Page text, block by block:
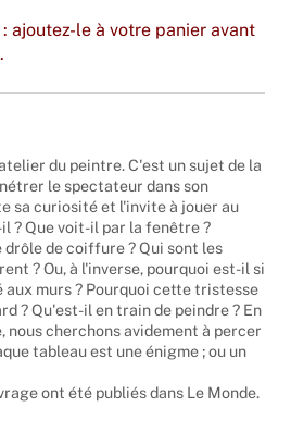
ajoutez-le à votre panier avant
du peintre. C'est un sujet de la
le spectateur dans son
sa curiosité et l'invite à jouer au
? Que voit-il par la fenêtre ?
de coiffure ? Qui sont les
? Ou, à l'inverse, pourquoi est-il si
aux murs ? Pourquoi cette tristesse
? Qu'est-il en train de peindre ? En
cherchons avidement à percer
tableau est une énigme ; ou un
ont été publiés dans Le Monde.